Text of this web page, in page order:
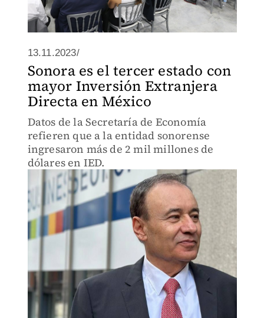
13.11.2023/
Sonora es el tercer estado con
mayor Inversión Extranjera
Directa en México
Datos de la Secretaría de Economía
refieren que a la entidad sonorense
ingresaron más de 2 mil millones de
dólares en IED.